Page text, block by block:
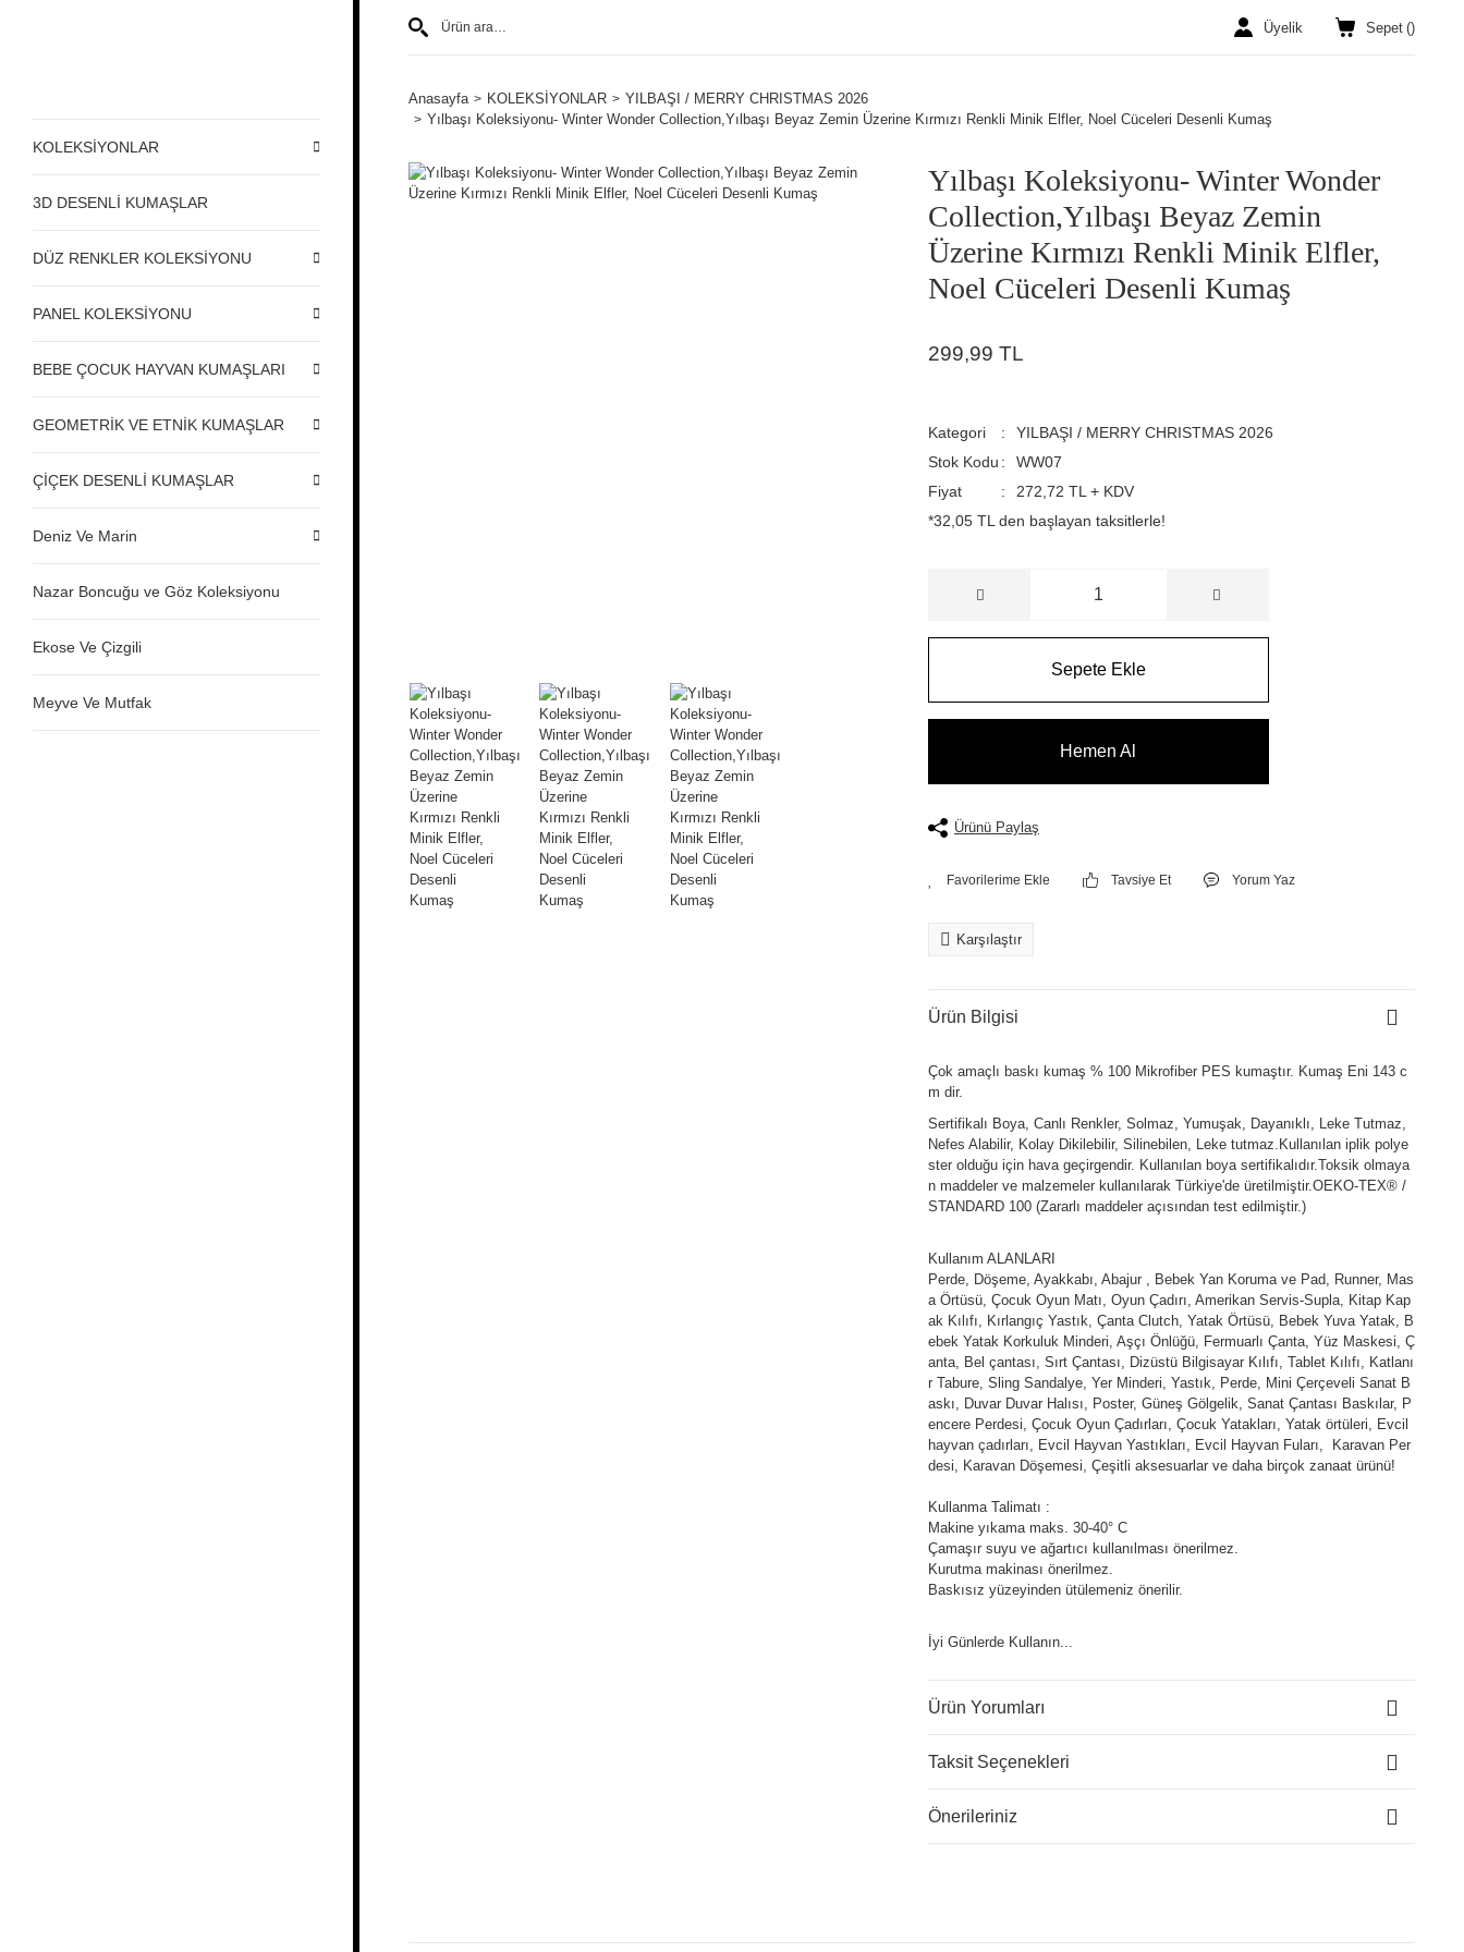
KOLEKSİYONLAR
3D DESENLİ KUMAŞLAR
DÜZ RENKLER KOLEKSİYONU
PANEL KOLEKSİYONU
BEBE ÇOCUK HAYVAN KUMAŞLARI
GEOMETRİK VE ETNİK KUMAŞLAR
ÇİÇEK DESENLİ KUMAŞLAR
Deniz Ve Marin
Nazar Boncuğu ve Göz Koleksiyonu
Ekose Ve Çizgili
Meyve Ve Mutfak
Üyelik Sepet ()
Anasayfa KOLEKSİYONLAR
YILBAŞI / MERRY CHRISTMAS 2026
Yılbaşı Koleksiyonu- Winter Wonder Collection,Yılbaşı Beyaz Zemin Üzerine Kırmızı Renkli Minik Elfler, Noel Cüceleri Desenli Kumaş
Yılbaşı Koleksiyonu- Winter Wonder
Collection,Yılbaşı Beyaz Zemin
Üzerine Kırmızı Renkli Minik Elfler,
Noel Cüceleri Desenli Kumaş
299,99 TL
Kategori
YILBAŞI / MERRY CHRISTMAS 2026
Stok Kodu
WW07
Fiyat
272,72 TL + KDV
*32,05 TL den başlayan taksitlerle!
Sepete Ekle
Hemen Al
Ürünü Paylaş
Tavsiye Et Yorum Yaz
Karşılaştır
Ürün Bilgisi
Çok amaçlı baskı kumaş % 100 Mikrofiber PES kumaştır. Kumaş Eni 143 c
m dir.
Sertifikalı Boya, Canlı Renkler, Solmaz, Yumuşak, Dayanıklı, Leke Tutmaz,
Nefes Alabilir, Kolay Dikilebilir, Silinebilen, Leke tutmaz.Kullanılan iplik polye
ster olduğu için hava geçirgendir. Kullanılan boya sertifikalıdır.Toksik olmaya
n maddeler ve malzemeler kullanılarak Türkiye'de üretilmiştir.OEKO-TEX® /
STANDARD 100 (Zararlı maddeler açısından test edilmiştir.)
Kullanım ALANLARI
Perde, Döşeme, Ayakkabı, Abajur , Bebek Yan Koruma ve Pad, Runner, Mas
a Örtüsü, Çocuk Oyun Matı, Oyun Çadırı, Amerikan Servis-Supla, Kitap Kap
ak Kılıfı, Kırlangıç Yastık, Çanta Clutch, Yatak Örtüsü, Bebek Yuva Yatak, B
ebek Yatak Korkuluk Minderi, Aşçı Önlüğü, Fermuarlı Çanta, Yüz Maskesi, Ç
anta, Bel çantası, Sırt Çantası, Dizüstü Bilgisayar Kılıfı, Tablet Kılıfı, Katlanı
r Tabure, Sling Sandalye, Yer Minderi, Yastık, Perde, Mini Çerçeveli Sanat B
askı, Duvar Duvar Halısı, Poster, Güneş Gölgelik, Sanat Çantası Baskılar, P
encere Perdesi, Çocuk Oyun Çadırları, Çocuk Yatakları, Yatak örtüleri, Evcil
hayvan çadırları, Evcil Hayvan Yastıkları, Evcil Hayvan Fuları, Karavan Per
desi, Karavan Döşemesi, Çeşitli aksesuarlar ve daha birçok zanaat ürünü!
Kullanma Talimatı :
Makine yıkama maks. 30-40° C
Çamaşır suyu ve ağartıcı kullanılması önerilmez.
Kurutma makinası önerilmez.
Baskısız yüzeyinden ütülemeniz önerilir.
İyi Günlerde Kullanın...
Ürün Yorumları
Taksit Seçenekleri
Önerileriniz